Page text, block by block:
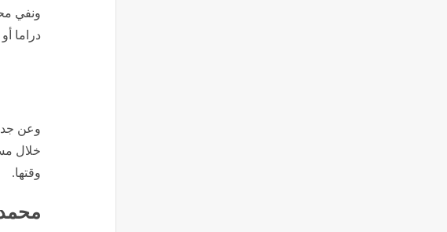
ونفي
دراما
وعن
وقتها.